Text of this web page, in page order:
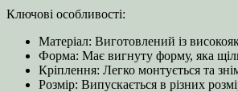
Ключові особливості:
Матеріал: Виготовлений із
Форма: Має вигнуту форму, яка
Кріплення: Легко монтується та
Розмір: Випускається в різних